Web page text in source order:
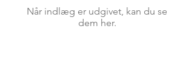
Når indlæg er udgivet, kan du se
dem her.